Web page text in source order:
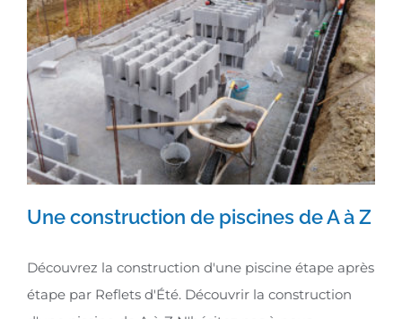
Une construction de piscines de A
Une construction de piscines de A à Z
Découvrez la construction d'une piscine étape après
étape par Reflets d'Été. Découvrir la construction